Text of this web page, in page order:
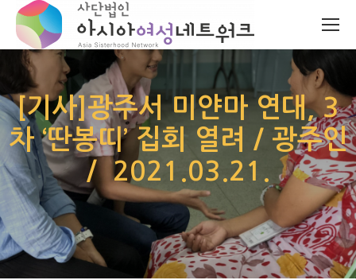
[기사]광주서 미얀마 연대, 3
차 ‘딴봉띠’ 집회 열려 / 광주인
/ 2021.03.21.